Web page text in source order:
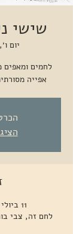
שישי
יום ו׳, 11 ביולי
לחמים
אפייה
11 ביולי 2025, 9:00 – 12:30